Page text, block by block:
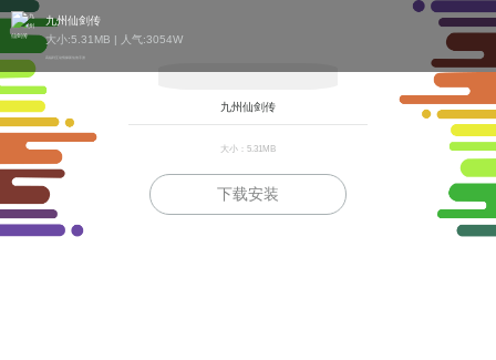
九州仙剑传
大小：5.31MB
下载安装
九州仙剑传
大小:5.31MB | 人气:3054W
高福利互动情缘新仙侠手游